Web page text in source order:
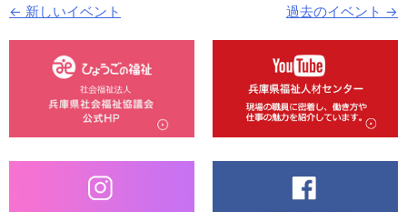
過去のイベント →
← 新しいイベント